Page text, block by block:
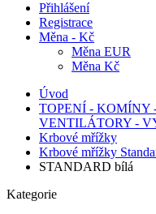
Přihlášení
Registrace
Měna - Kč
Měna EUR
Měna Kč
Úvod
TOPENÍ - KOMÍNY
VENTILÁTORY -
Krbové mřížky
Krbové mřížky
STANDARD bílá
Kategorie